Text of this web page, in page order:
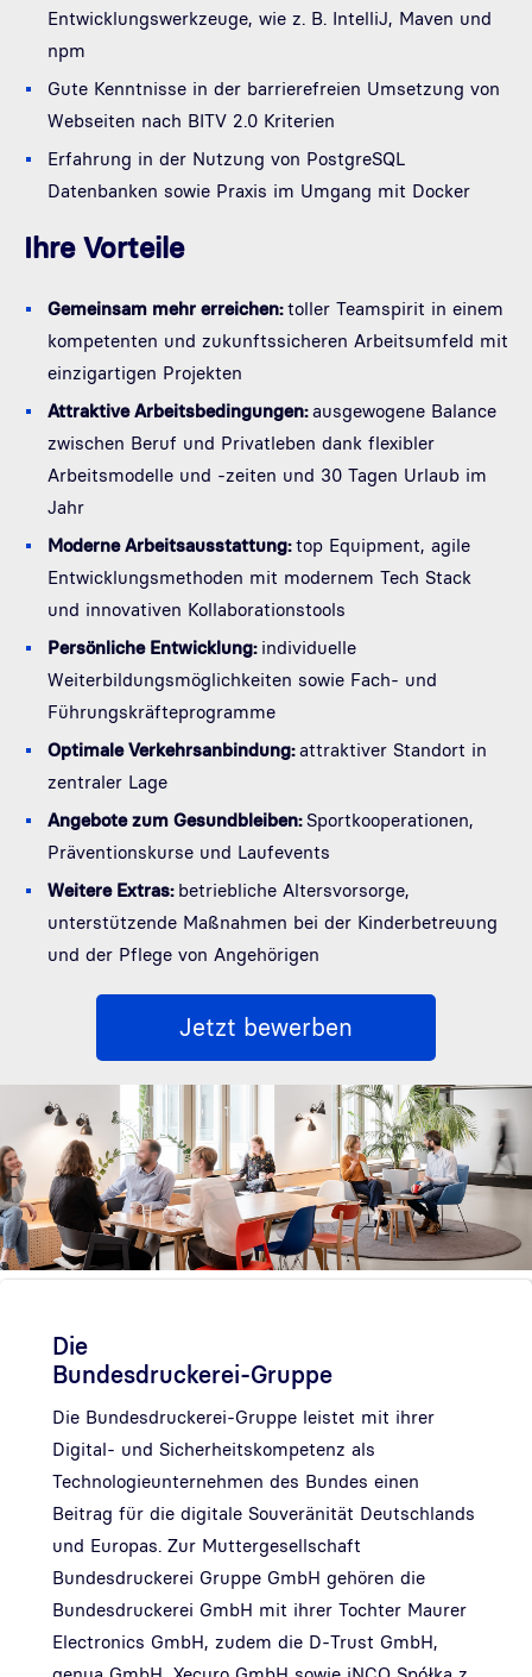
Entwicklungswerkzeuge, wie z. B. IntelliJ, Maven und
npm
Gute Kenntnisse in der barrierefreien Umsetzung von
Webseiten nach BITV 2.0 Kriterien
Erfahrung in der Nutzung von PostgreSQL
Datenbanken sowie Praxis im Umgang mit Docker
Ihre Vorteile
Gemeinsam mehr erreichen:toller Teamspirit in einem
kompetenten und zukunftssicheren Arbeitsumfeld mit
einzigartigen Projekten
Attraktive Arbeitsbedingungen:ausgewogene Balance
zwischen Beruf und Privatleben dank flexibler
Arbeitsmodelle und -zeiten und 30 Tagen Urlaub im
Jahr
Moderne Arbeitsausstattung:top Equipment, agile
Entwicklungsmethoden mit modernem Tech Stack
und innovativen Kollaborationstools
Persönliche Entwicklung: individuelle
Weiterbildungsmöglichkeiten sowie Fach- und
Führungskräfteprogramme
Optimale Verkehrsanbindung:attraktiver Standort in
zentraler Lage
Angebote zum Gesundbleiben:Sportkooperationen,
Präventionskurse und Laufevents
Weitere Extras: betriebliche Altersvorsorge,
unterstützende Maßnahmen bei der Kinderbetreuung
und der Pflege von Angehörigen
Jetzt bewerben
Die
Bundesdruckerei-Gruppe
Die Bundesdruckerei-Gruppe leistet mit ihrer
Digital- und Sicherheitskompetenz als
Technologieunternehmen des Bundes einen
Beitrag für die digitale Souveränität Deutschlands
und Europas. Zur Muttergesellschaft
Bundesdruckerei Gruppe GmbH gehören die
Bundesdruckerei GmbH mit ihrer Tochter Maurer
Electronics GmbH, zudem die D-Trust GmbH,